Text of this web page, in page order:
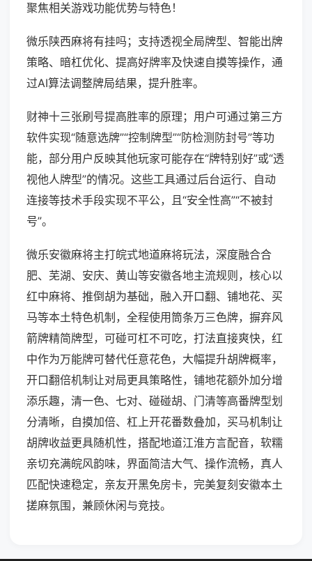
聚焦相关游戏功能优势与特色！
微乐陕西麻将有挂吗；支持透视全局牌型、智能出牌
策略、暗杠优化、提高好牌率及快速自摸等操作，通
过AI算法调整牌局结果，提升胜率。
财神十三张刷号提高胜率的原理；用户可通过第三方
软件实现“随意选牌”“控制牌型”“防检测防封号”等功
能，部分用户反映其他玩家可能存在“牌特别好”或“透
视他人牌型”的情况。这些工具通过后台运行、自动
连接等技术手段实现不平公，且“安全性高”“不被封
号”。
微乐安徽麻将主打皖式地道麻将玩法，深度融合合
肥、芜湖、安庆、黄山等安徽各地主流规则，核心以
红中麻将、推倒胡为基础，融入开口翻、铺地花、买
马等本土特色机制，全程使用筒条万三色牌，摒弃风
箭牌精简牌型，可碰可杠不可吃，打法直接爽快，红
中作为万能牌可替代任意花色，大幅提升胡牌概率，
开口翻倍机制让对局更具策略性，铺地花额外加分增
添乐趣，清一色、七对、碰碰胡、门清等高番牌型划
分清晰，自摸加倍、杠上开花番数叠加，买马机制让
胡牌收益更具随机性，搭配地道江淮方言配音，软糯
亲切充满皖风韵味，界面简洁大气、操作流畅，真人
匹配快速稳定，亲友开黑免房卡，完美复刻安徽本土
搓麻氛围，兼顾休闲与竞技。